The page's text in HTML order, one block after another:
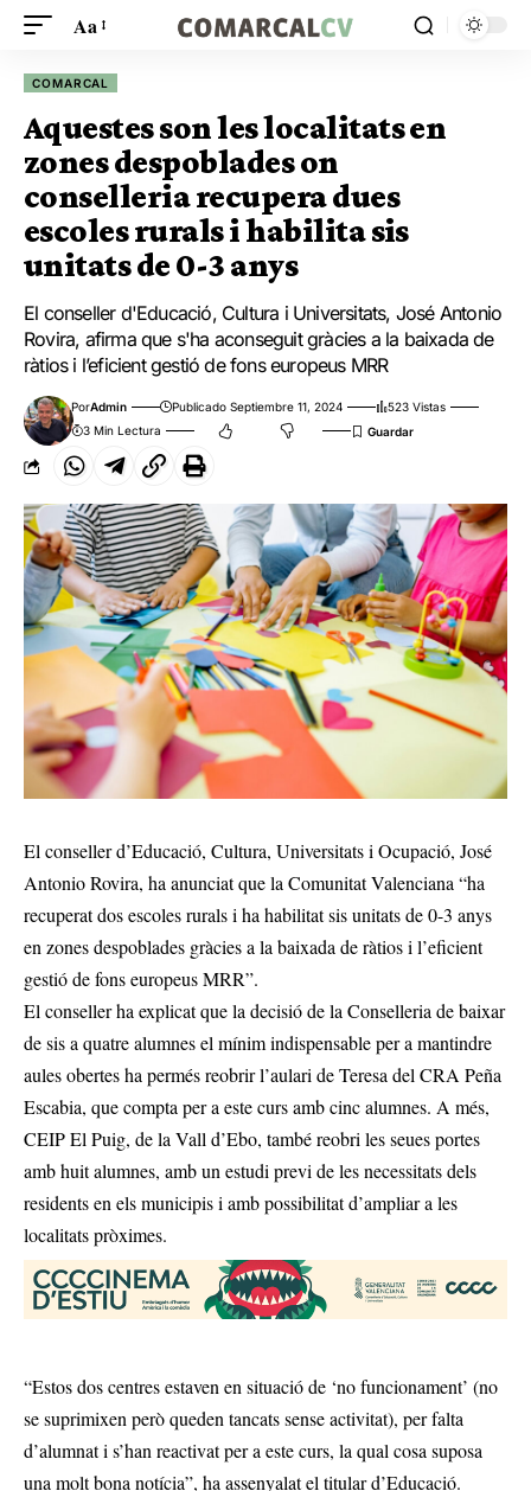
Aa
COMARCAL
Aquestes son les localitats en
zones despoblades on
conselleria recupera dues
escoles rurals i habilita sis
unitats de 0-3 anys
El conseller d'Educació, Cultura i Universitats, José Antonio
Rovira, afirma que s'ha aconseguit gràcies a la baixada de
ràtios i l’eficient gestió de fons europeus MRR
PorAdmin Publicado Septiembre 11, 2024
523 Vistas
3 Min Lectura
El conseller d’Educació, Cultura, Universitats i Ocupació, José
Antonio Rovira, ha anunciat que la Comunitat Valenciana “ha
recuperat dos escoles rurals i ha habilitat sis unitats de 0-3 anys
en zones despoblades gràcies a la baixada de ràtios i l’eficient
gestió de fons europeus MRR”.
El conseller ha explicat que la decisió de la Conselleria de baixar
de sis a quatre alumnes el mínim indispensable per a mantindre
aules obertes ha permés reobrir l’aulari de Teresa del CRA Peña
Escabia, que compta per a este curs amb cinc alumnes. A més,
CEIP El Puig, de la Vall d’Ebo, també reobri les seues portes
amb huit alumnes, amb un estudi previ de les necessitats dels
residents en els municipis i amb possibilitat d’ampliar a les
localitats pròximes.
“Estos dos centres estaven en situació de ‘no funcionament’ (no
se suprimixen però queden tancats sense activitat), per falta
d’alumnat i s’han reactivat per a este curs, la qual cosa suposa
una molt bona notícia”, ha assenyalat el titular d’Educació.